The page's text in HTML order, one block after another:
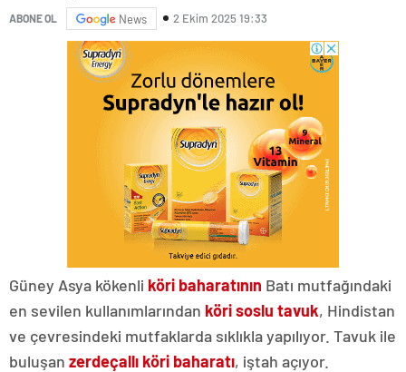
ABONE OL News 2 Ekim 2025 19:33
Güney Asya kökenli köri baharatının Batı mutfağındaki
en sevilen kullanımlarından köri soslu tavuk, Hindistan
ve çevresindeki mutfaklarda sıklıkla yapılıyor. Tavuk ile
buluşan zerdeçallı köri baharatı, iştah açıyor.